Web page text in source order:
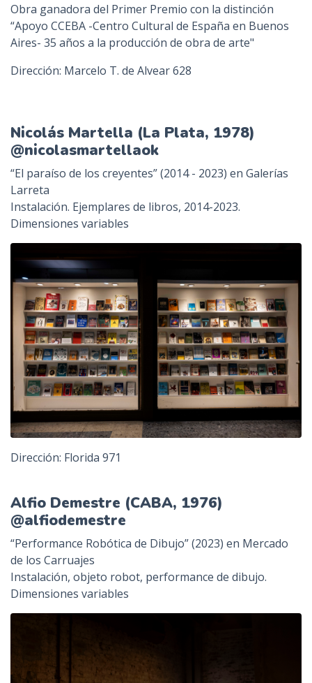
Obra ganadora del Primer Premio con la distinción
“Apoyo CCEBA -Centro Cultural de España en Buenos
Aires- 35 años a la producción de obra de arte"
Dirección: Marcelo T. de Alvear 628
Nicolás Martella (La Plata, 1978)
@nicolasmartellaok
“El paraíso de los creyentes” (2014 - 2023) en Galerías
Larreta
Instalación. Ejemplares de libros, 2014-2023.
Dimensiones variables
Dirección: Florida 971
Alfio Demestre (CABA, 1976)
@alfiodemestre
“Performance Robótica de Dibujo” (2023) en Mercado
de los Carruajes
Instalación, objeto robot, performance de dibujo.
Dimensiones variables